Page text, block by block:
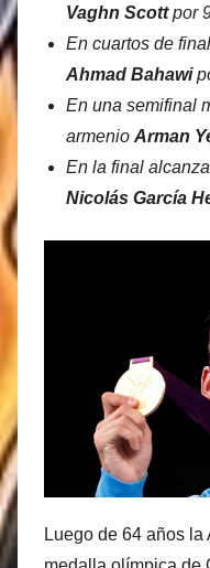
Vaghn Scottpor
En cuartos de
Ahmad Bahawi
En una semifinal
armenio Arman
En la final
Nicolás García
Luego de 64 años